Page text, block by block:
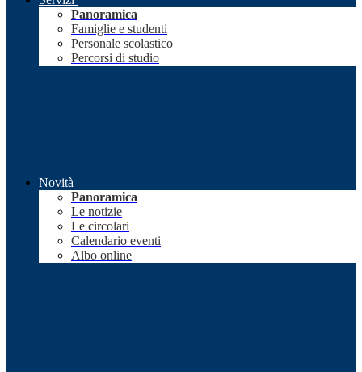
Panoramica
Famiglie e studenti
Personale scolastico
Percorsi di studio
Novità
Panoramica
Le notizie
Le circolari
Calendario eventi
Albo online